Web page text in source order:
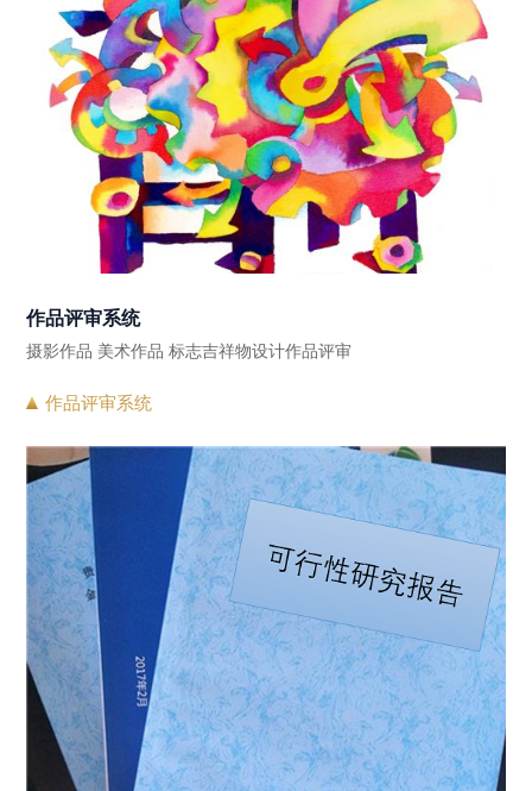
作品评审系统
摄影作品 美术作品 标志吉祥物设计作品评审
作品评审系统